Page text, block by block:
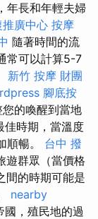
年長和年輕夫婦
廣中心 按摩
隨著時間的流
常可以計算5-7
新竹 按摩 財團
腳底按
的喚醒到當地
佳時期，當溫度
順暢。 台中 撥
遊群眾（當價格
間的時期可能是
nearby
國，殖民地的過